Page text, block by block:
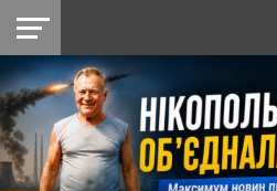
НІКОПОЛЬ
РАЙОН
СІЧЕСЛАВСЬКА
УКРАЇНА
РЕТРО
НІКОПОЛЬ
ЛАЙТ
УКРАЇНА
ДОПОМОГА
РАДІО